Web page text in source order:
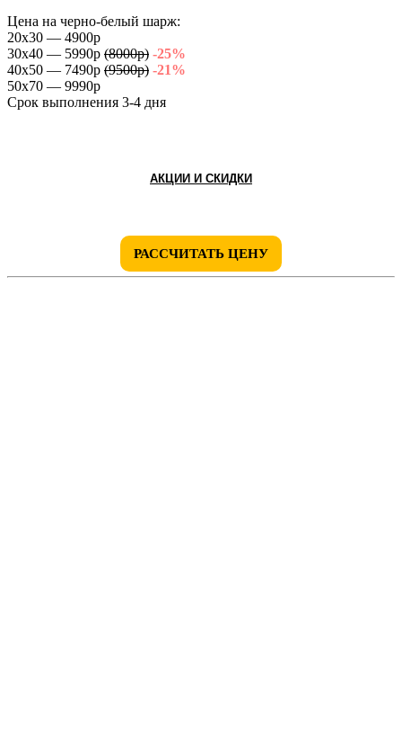
Цена на черно-белый шарж:
20х30 — 4900р
30х40 — 5990р (8000р) -25%
40х50 — 7490р (9500р) -21%
50х70 — 9990р
Срок выполнения 3-4 дня
АКЦИИ И СКИДКИ
РАССЧИТАТЬ ЦЕНУ